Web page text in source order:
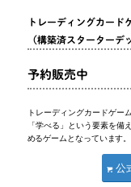
トレーディングカー
（構築済スターターデ
予約販売中
トレーディングカードゲー
「学べる」という要素を
めるゲームとなっています。
公